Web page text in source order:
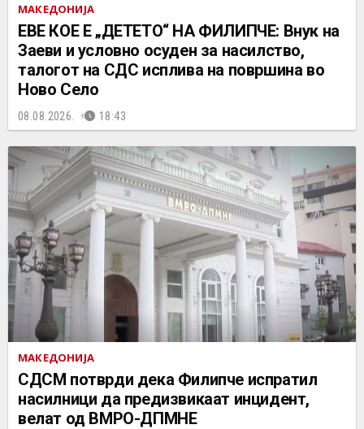
МАКЕДОНИЈА
ЕВЕ КОЕ Е „ДЕТЕТО“ НА ФИЛИПЧЕ: Внук на
Заеви и условно осуден за насилство,
талогот на СДС исплива на површина во
Ново Село
08.08.2026. 18:43
МАКЕДОНИЈА
СДСМ потврди дека Филипче испратил
насилници да предизвикаат инцидент,
велат од ВМРО-ДПМНЕ